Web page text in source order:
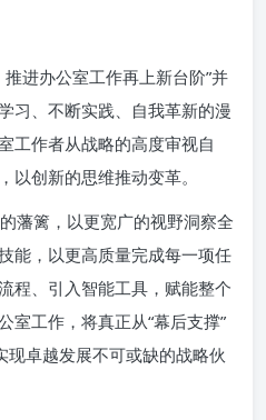
进办公室工作再上新台阶”并
习、不断实践、自我革新的漫
工作者从战略的高度审视自
以创新的思维推动变革。
藩篱，以更宽广的视野洞察全
能，以更高质量完成每一项任
程、引入智能工具，赋能整个
工作，将真正从“幕后支撑”
现卓越发展不可或缺的战略伙